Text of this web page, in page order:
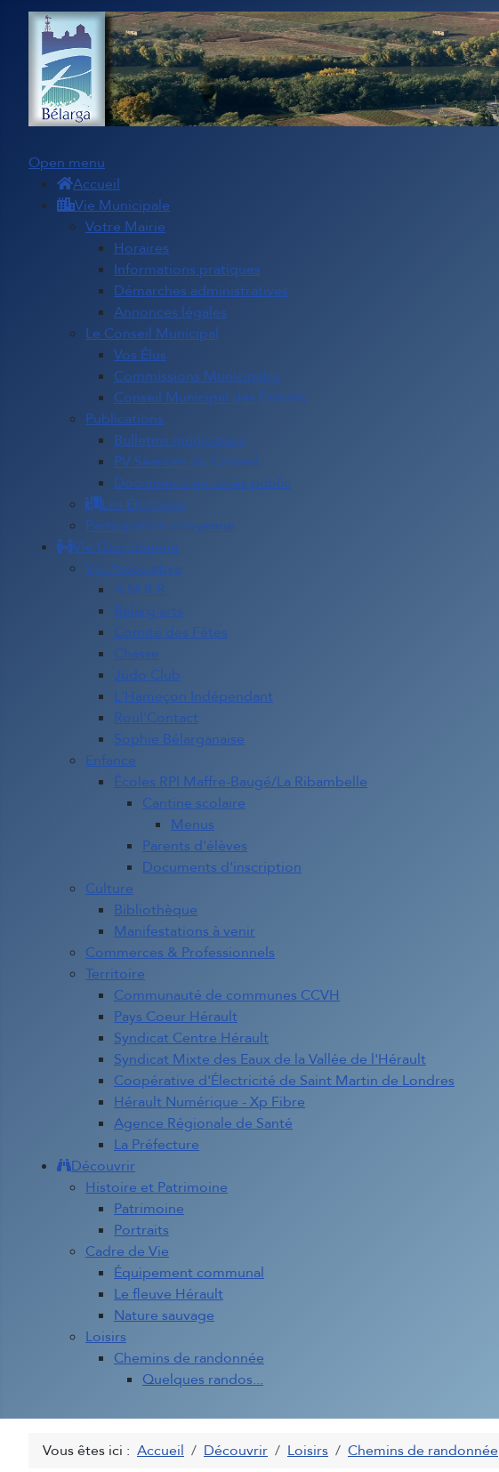
Open menu
Accueil
Vie Municipale
Votre Mairie
Horaires
Informations pratiques
Démarches administratives
Annonces légales
Le Conseil Municipal
Vos Élus
Commissions Municipales
Conseil Municipal des Enfants
Publications
Bulletins municipaux
PV Séances du Conseil
Documents en accès public
Les Élections
Participation citoyenne
Vie Quotidienne
Vie Associative
A.M.R.B.
Belarg'arts
Comité des Fêtes
Chasse
Judo Club
L'Hameçon Indépendant
Roul'Contact
Sophie Bélarganaise
Enfance
Écoles RPI Maffre-Baugé/La Ribambelle
Cantine scolaire
Menus
Parents d'élèves
Documents d'inscription
Culture
Bibliothèque
Manifestations à venir
Commerces & Professionnels
Territoire
Communauté de communes CCVH
Pays Coeur Hérault
Syndicat Centre Hérault
Syndicat Mixte des Eaux de la Vallée de l'Hérault
Coopérative d'Électricité de Saint Martin de Londres
Hérault Numérique - Xp Fibre
Agence Régionale de Santé
La Préfecture
Découvrir
Histoire et Patrimoine
Patrimoine
Portraits
Cadre de Vie
Équipement communal
Le fleuve Hérault
Nature sauvage
Loisirs
Chemins de randonnée
Quelques randos...
Vous êtes ici : Accueil Découvrir Loisirs Chemins de randonnée